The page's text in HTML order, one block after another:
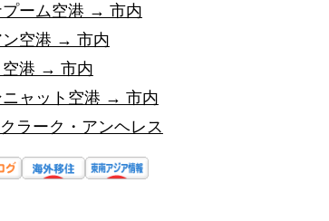
プーム空港 → 市内
ン空港 → 市内
空港 → 市内
ニャット空港 → 市内
ラーク・アンヘレス